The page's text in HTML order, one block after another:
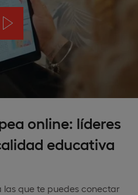
online: líderes
educativa
las que te puedes conectar